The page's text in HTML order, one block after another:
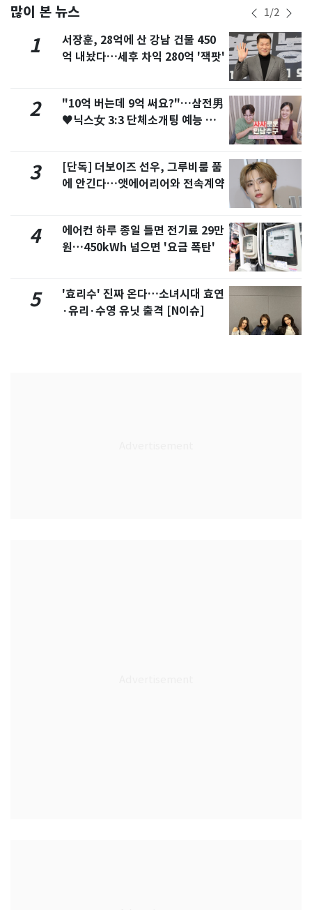
많이 본 뉴스 1/2
1
서장훈, 28억에 산 강남 건물 450
억 내놨다…세후 차익 280억 '잭팟'
2
"10억 버는데 9억 써요?"…삼전男
♥닉스女 3:3 단체소개팅 예능 화
3
[단독] 더보이즈 선우, 그루비룸 품
에 안긴다…앳에어리어와 전속계약
4
에어컨 하루 종일 틀면 전기료 29만
원…450kWh 넘으면 '요금 폭탄'
5
'효리수' 진짜 온다…소녀시대 효연
·유리·수영 유닛 출격 [N이슈]